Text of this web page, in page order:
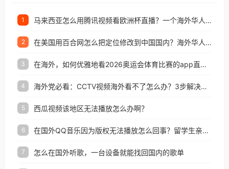
1 马来西亚怎么用腾讯视频看欧洲杯直播？一个海外华人的真实困扰与破解
2 在美国用百合网怎么把定位修改到中国国内？海外华人必备的回国加速指南
3 在海外，如何优雅地看2026奥运会体育比赛的app直播？
4 海外党必看：CCTV视频海外看不了怎么办？3步解决地区限制+追剧自由
5 西瓜视频该地区无法播放怎么办啊？
6 在国外QQ音乐因为版权无法播放怎么回事？留学生亲测有效的解决办法
7 怎么在国外听歌，一台设备就能找回国内的歌单